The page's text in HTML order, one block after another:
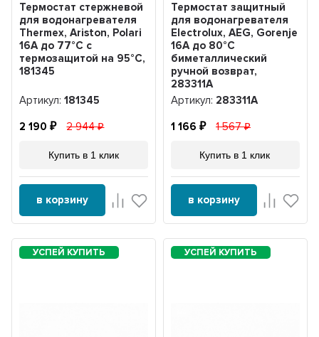
Термостат стержневой
для водонагревателя
Thermex, Ariston, Polari
16А до 77°С с
термозащитой на 95°С,
181345
Артикул:181345
2 190 2 944
Купить в 1 клик
в корзину
Термостат защитный
для водонагревателя
Electrolux, AEG, Gorenje
16A до 80°С
биметаллический
ручной возврат,
283311A
Артикул: 283311A
1 166 1 567
Купить в 1 клик
в корзину